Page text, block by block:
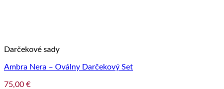
Darčekové sady
Ambra Nera – Oválny Darčekový Set
75,00 €